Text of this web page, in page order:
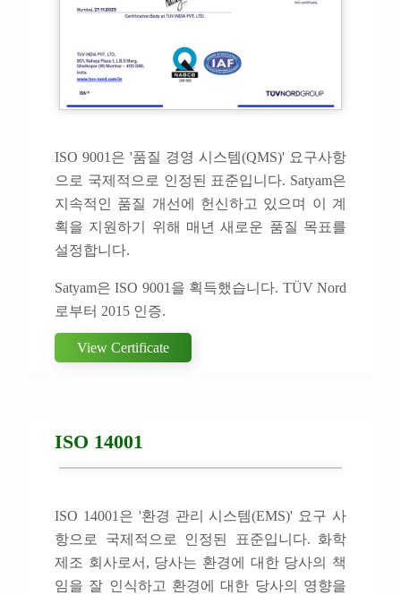
ISO 9001은 '품질 경영 시스템(QMS)' 요구사항
으로 국제적으로 인정된 표준입니다. Satyam은
지속적인 품질 개선에 헌신하고 있으며 이 계
획을 지원하기 위해 매년 새로운 품질 목표를
설정합니다.
Satyam은 ISO 9001을 획득했습니다. TÜV Nord
로부터 2015 인증.
View Certificate
ISO 14001
ISO 14001은 '환경 관리 시스템(EMS)' 요구 사
항으로 국제적으로 인정된 표준입니다. 화학
제조 회사로서, 당사는 환경에 대한 당사의 책
임을 잘 인식하고 환경에 대한 당사의 영향을